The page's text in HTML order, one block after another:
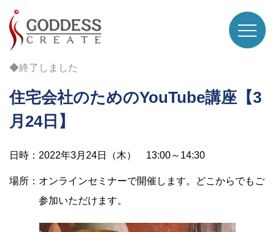
◆終了しました
住宅会社のためのYouTube講座【3
月24日】
日時：2022年3月24日（木） 13:00～14:30
場所：オンラインセミナーで開催します。どこからでもご
参加いただけます。